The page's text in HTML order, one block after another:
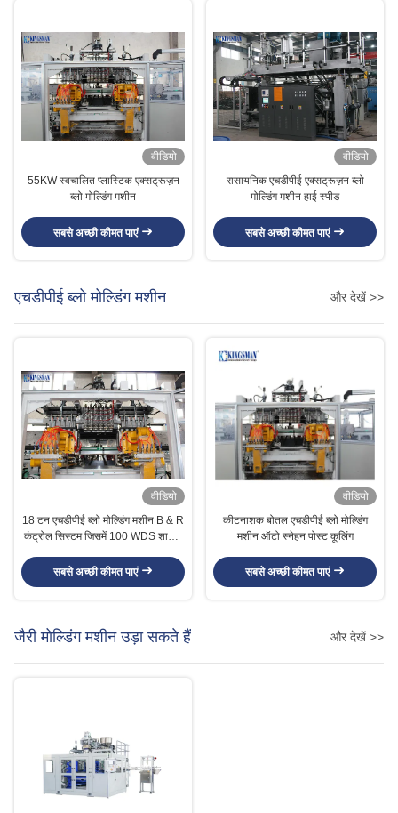
वीडियो
55KW स्वचालित प्लास्टिक एक्सट्रूज़न
ब्लो मोल्डिंग मशीन
सबसे अच्छी कीमत पाएं
वीडियो
रासायनिक एचडीपीई एक्सट्रूज़न ब्लो
मोल्डिंग मशीन हाई स्पीड
सबसे अच्छी कीमत पाएं
एचडीपीई ब्लो मोल्डिंग मशीन और देखें >>
वीडियो
18 टन एचडीपीई ब्लो मोल्डिंग मशीन B & R
कंट्रोल सिस्टम जिसमें 100 WDS शामिल
सबसे अच्छी कीमत पाएं
वीडियो
कीटनाशक बोतल एचडीपीई ब्लो मोल्डिंग
मशीन ऑटो स्नेहन पोस्ट कूलिंग
सबसे अच्छी कीमत पाएं
जैरी मोल्डिंग मशीन उड़ा सकते हैं और देखें >>